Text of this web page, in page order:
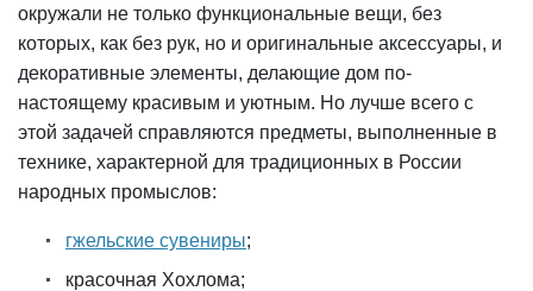
окружали не только функциональные вещи, без
которых, как без рук, но и оригинальные аксессуары, и
декоративные элементы, делающие дом по-
настоящему красивым и уютным. Но лучше всего с
этой задачей справляются предметы, выполненные в
технике, характерной для традиционных в России
народных промыслов:
гжельские сувениры;
красочная Хохлома;